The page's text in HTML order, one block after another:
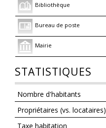
Bibliothèque
Bureau de poste
Mairie
STATISTIQUES
Nombre d'habitants
Propriétaires (vs. locataires)
Taxe habitation